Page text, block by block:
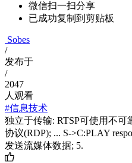
微信扫一扫分享
已成功复制到剪贴板
Sobes
/
发布于
/
2047
人观看
#信息技术
独立于传输: RTSP可使用不
协议(RDP); ... S->C:PLAY
发送流媒体数据; 5.